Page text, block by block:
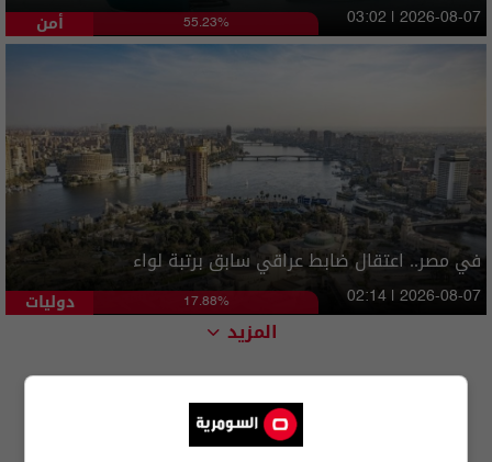
أمن 55.23% 03:02 | 2026-08-07
في مصر.. اعتقال ضابط عراقي سابق برتبة لواء
دوليات 17.88% 02:14 | 2026-08-07
المزيد